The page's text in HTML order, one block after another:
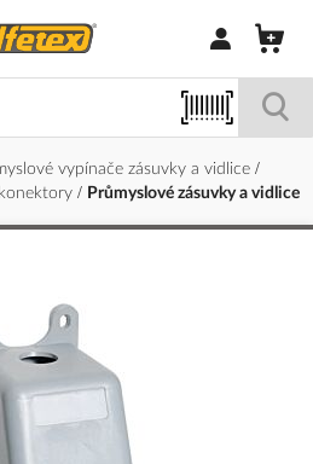
Přihlásit/
vypínače zásuvky a vidlice
Průmyslové zásuvky a vidlice